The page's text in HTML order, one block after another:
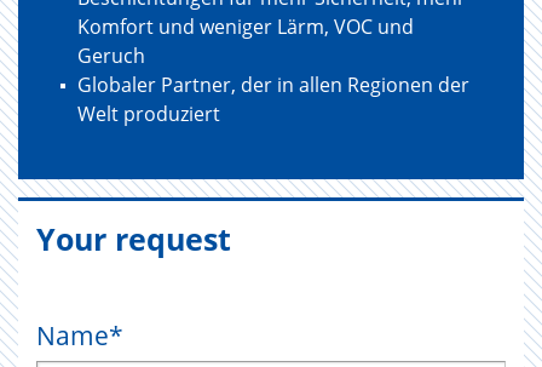
Komfort und weniger Lärm, VOC und
Geruch
Globaler Partner, der in allen Regionen der
Welt produziert
Your request
Name*